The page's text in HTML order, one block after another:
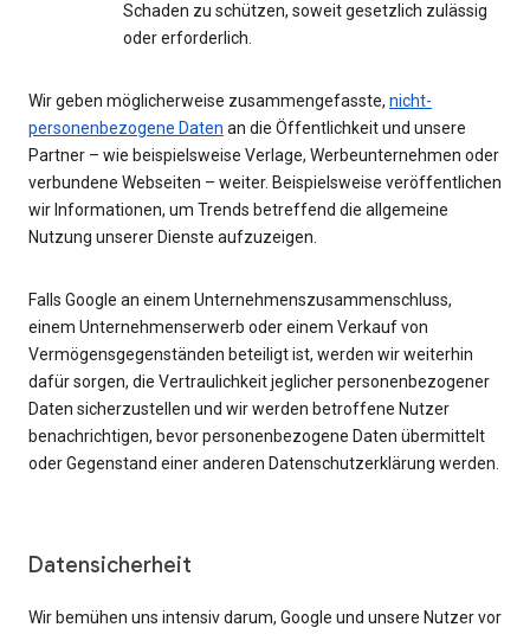
Schaden zu schützen, soweit gesetzlich zulässig
oder erforderlich.
Wir geben möglicherweise zusammengefasste, nicht-
personenbezogene Daten an die Öffentlichkeit und unsere
Partner – wie beispielsweise Verlage, Werbeunternehmen oder
verbundene Webseiten – weiter. Beispielsweise veröffentlichen
wir Informationen, um Trends betreffend die allgemeine
Nutzung unserer Dienste aufzuzeigen.
Falls Google an einem Unternehmenszusammenschluss,
einem Unternehmenserwerb oder einem Verkauf von
Vermögensgegenständen beteiligt ist, werden wir weiterhin
dafür sorgen, die Vertraulichkeit jeglicher personenbezogener
Daten sicherzustellen und wir werden betroffene Nutzer
benachrichtigen, bevor personenbezogene Daten übermittelt
oder Gegenstand einer anderen Datenschutzerklärung werden.
Datensicherheit
Wir bemühen uns intensiv darum, Google und unsere Nutzer vor